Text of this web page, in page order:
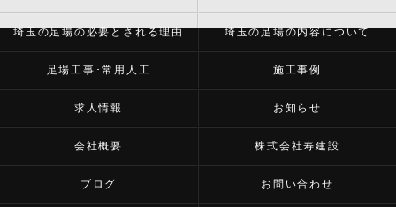
埼玉の足場の必要とされる理由 埼玉の足場の内容について
足場工事･常用人工 施工事例
求人情報 お知らせ
会社概要 株式会社寿建設
ブログ お問い合わせ